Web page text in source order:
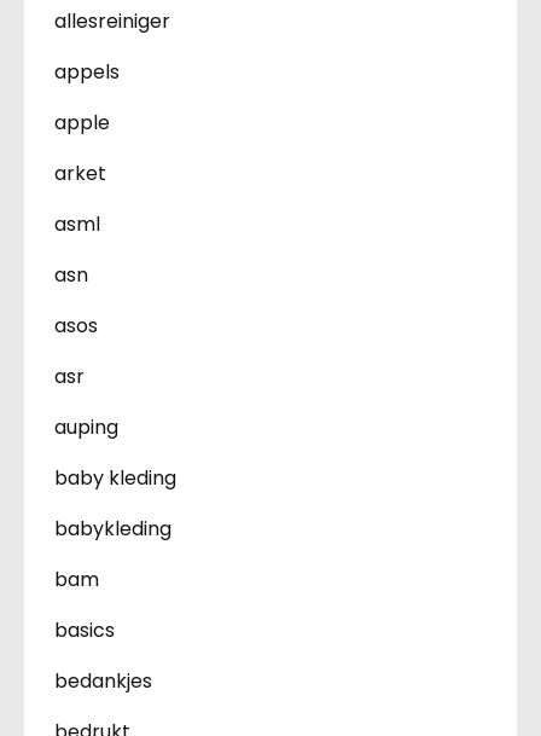
allesreiniger
appels
apple
arket
asml
asn
asos
asr
auping
baby kleding
babykleding
bam
basics
bedankjes